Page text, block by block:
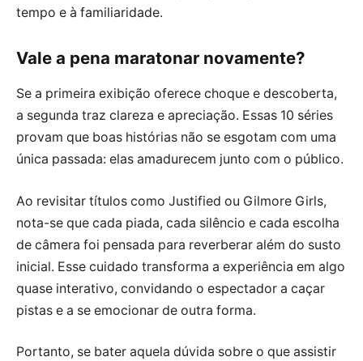
tempo e à familiaridade.
Vale a pena maratonar novamente?
Se a primeira exibição oferece choque e descoberta,
a segunda traz clareza e apreciação. Essas 10 séries
provam que boas histórias não se esgotam com uma
única passada: elas amadurecem junto com o público.
Ao revisitar títulos como Justified ou Gilmore Girls,
nota-se que cada piada, cada silêncio e cada escolha
de câmera foi pensada para reverberar além do susto
inicial. Esse cuidado transforma a experiência em algo
quase interativo, convidando o espectador a caçar
pistas e a se emocionar de outra forma.
Portanto, se bater aquela dúvida sobre o que assistir